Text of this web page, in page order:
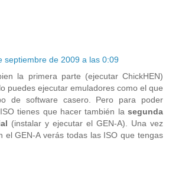
septiembre de 2009 a las 0:09
la primera parte (ejecutar ChickHEN)
puedes ejecutar emuladores como el que
de software casero. Pero para poder
tienes que hacer también la segunda
(instalar y ejecutar el GEN-A). Una vez
el GEN-A verás todas las ISO que tengas